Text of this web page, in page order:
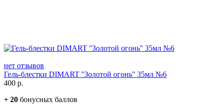
нет отзывов
Гель-блестки DIMART ''Золотой огонь'' 35мл №6
400 р.
+ 20 бонусных баллов